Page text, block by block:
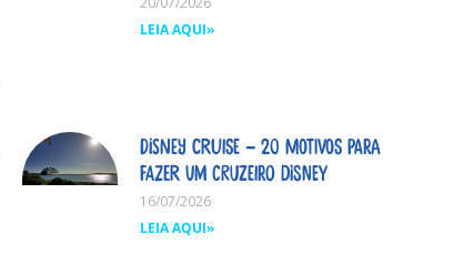
LEIA AQUI»
Disney Cruise – 20 motivos para
fazer um cruzeiro Disney
16/07/2026
LEIA AQUI»